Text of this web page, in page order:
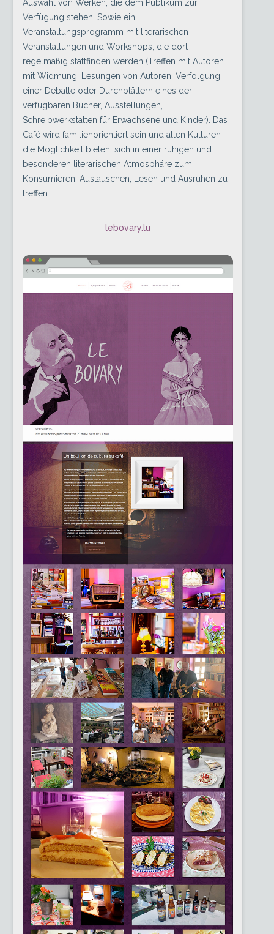
Auswahl von Werken, die dem Publikum zur
Verfügung stehen. Sowie ein
Veranstaltungsprogramm mit literarischen
Veranstaltungen und Workshops, die dort
regelmäßig stattfinden werden (Treffen mit Autoren
mit Widmung, Lesungen von Autoren, Verfolgung
einer Debatte oder Durchblättern eines der
verfügbaren Bücher, Ausstellungen,
Schreibwerkstätten für Erwachsene und Kinder). Das
Café wird familienorientiert sein und allen Kulturen
die Möglichkeit bieten, sich in einer ruhigen und
besonderen literarischen Atmosphäre zum
Konsumieren, Austauschen, Lesen und Ausruhen zu
treffen.
lebovary.lu